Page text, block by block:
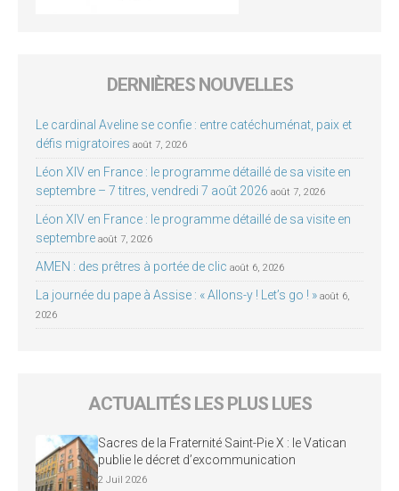
DERNIÈRES NOUVELLES
Le cardinal Aveline se confie : entre catéchuménat, paix et
défis migratoires août 7, 2026
Léon XIV en France : le programme détaillé de sa visite en
septembre – 7 titres, vendredi 7 août 2026 août 7, 2026
Léon XIV en France : le programme détaillé de sa visite en
septembre août 7, 2026
AMEN : des prêtres à portée de clic août 6, 2026
La journée du pape à Assise : « Allons-y ! Let’s go ! » août 6,
2026
ACTUALITÉS LES PLUS LUES
Sacres de la Fraternité Saint-Pie X : le Vatican
publie le décret d’excommunication
2 Juil 2026